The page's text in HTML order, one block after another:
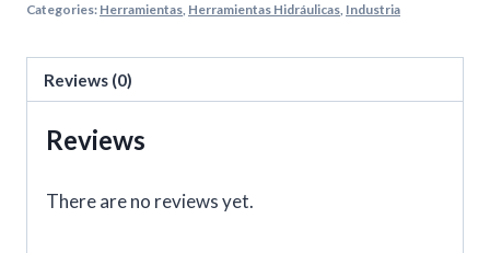
Categories: Herramientas, Herramientas Hidráulicas, Industria
Reviews (0)
Reviews
There are no reviews yet.